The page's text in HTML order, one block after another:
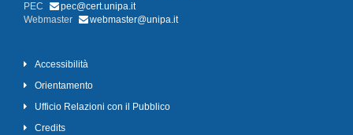
PEC
pec@cert.unipa.it
Webmaster
webmaster@unipa.it
Accessibilità
Orientamento
Ufficio Relazioni con il Pubblico
Credits